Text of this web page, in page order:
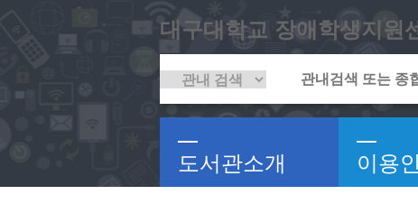
대구대학교 장애학생지원
도서관소개 이용